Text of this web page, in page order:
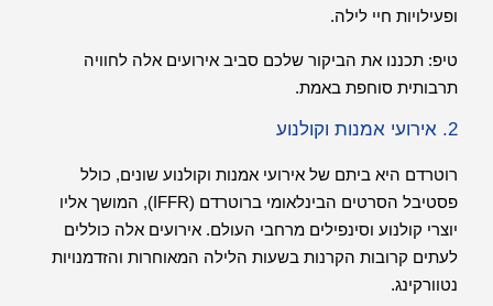
ופעילויות חיי לילה.
טיפ: תכננו את הביקור שלכם סביב אירועים אלה לחוויה
תרבותית סוחפת באמת.
2. אירועי אמנות וקולנוע
רוטרדם היא ביתם של אירועי אמנות וקולנוע שונים, כולל
פסטיבל הסרטים הבינלאומי ברוטרדם (IFFR), המושך אליו
יוצרי קולנוע וסינפילים מרחבי העולם. אירועים אלה כוללים
לעתים קרובות הקרנות בשעות הלילה המאוחרות והזדמנויות
נטוורקינג.